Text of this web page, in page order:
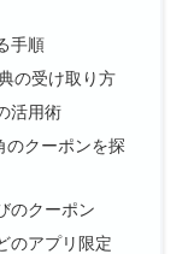
手順
の受け取り方
活用術
のクーポンを探
のクーポン
のアプリ限定